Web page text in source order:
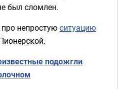
был сломлен.
непростуюситуацию
подожгли